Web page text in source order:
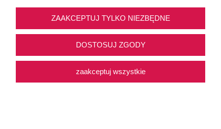
Najczęstsze pytania
Pomoc
ZAAKCEPTUJ TYLKO NIEZBĘDNE
DOSTOSUJ ZGODY
zaakceptuj wszystkie